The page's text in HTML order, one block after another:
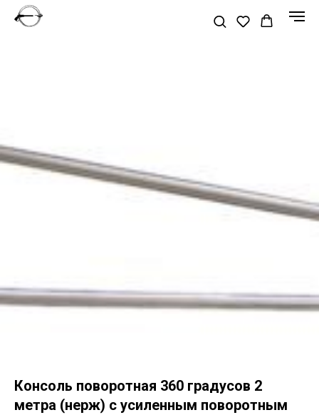
Консоль поворотная 360 градусов 2
метра (нерж) с усиленным поворотным